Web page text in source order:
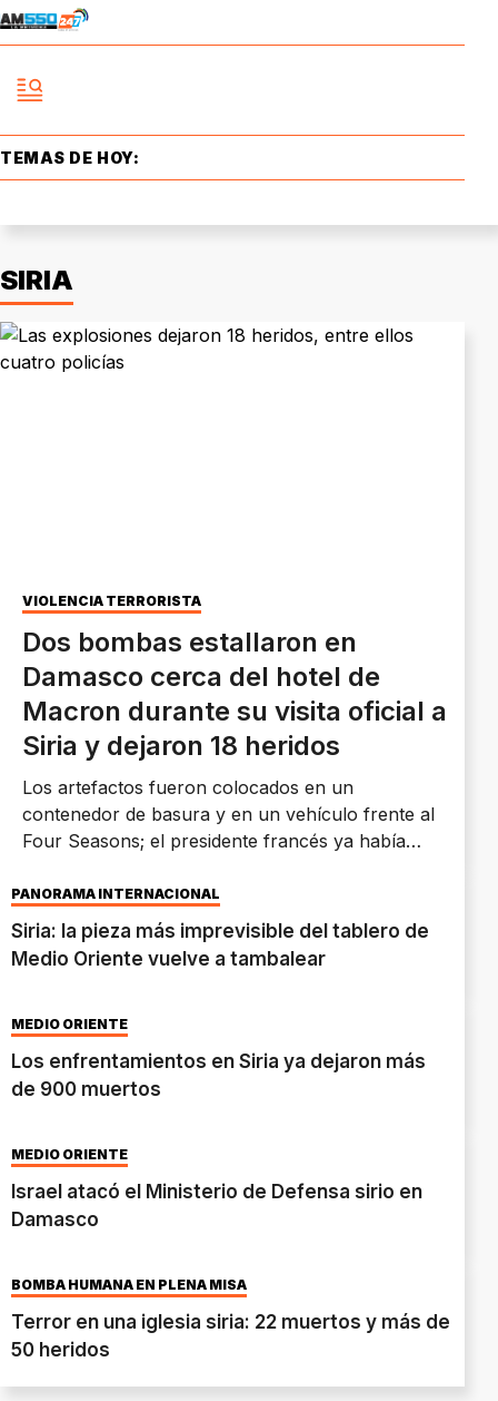
TEMAS DE HOY:
SIRIA
VIOLENCIA TERRORISTA
Dos bombas estallaron en
Damasco cerca del hotel de
Macron durante su visita oficial a
Siria y dejaron 18 heridos
Los artefactos fueron colocados en un
contenedor de basura y en un vehículo frente al
Four Seasons; el presidente francés ya había
peligro; el modus operandi apunta al Estado
Islámico.
PANORAMA INTERNACIONAL
Siria: la pieza más imprevisible del tablero de
Medio Oriente vuelve a tambalear
MEDIO ORIENTE
Los enfrentamientos en Siria ya dejaron más
de 900 muertos
MEDIO ORIENTE
Israel atacó el Ministerio de Defensa sirio en
Damasco
BOMBA HUMANA EN PLENA MISA
Terror en una iglesia siria: 22 muertos y más de
50 heridos